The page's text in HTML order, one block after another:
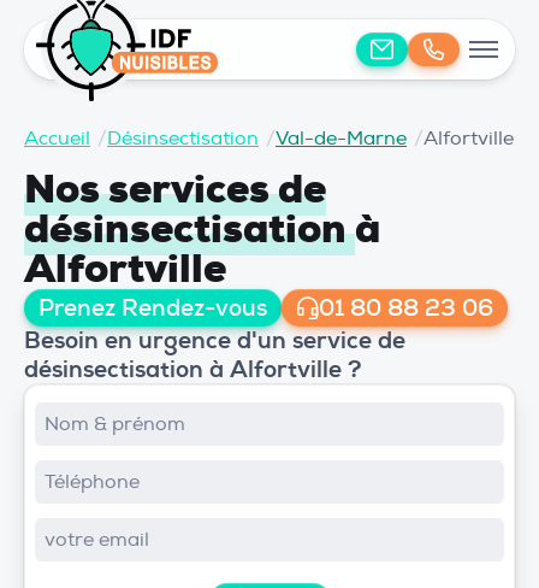
Accueil /Désinsectisation /Val-de-Marne /Alfortville
Nos services de
désinsectisationà
Alfortville
Prenez Rendez-vous 01 80 88 23 06
Besoin en urgence d'un service de
désinsectisation à Alfortville ?